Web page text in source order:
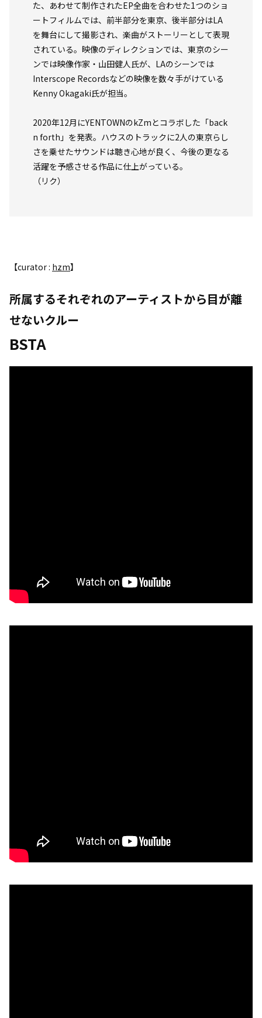
た、あわせて制作されたEP全曲を合わせた1つのショ
ートフィルムでは、前半部分を東京、後半部分はLA
を舞台にして撮影され、楽曲がストーリーとして表現
されている。映像のディレクションでは、東京のシー
ンでは映像作家・山田健人氏が、LAのシーンでは
Interscope Recordsなどの映像を数々手がけている
Kenny Okagaki氏が担当。
2020年12月にYENTOWNのkZmとコラボした「back
n forth」を発表。ハウスのトラックに2人の東京らし
さを乗せたサウンドは聴き心地が良く、今後の更なる
活躍を予感させる作品に仕上がっている。
（リク）
【curator : hzm】
所属するそれぞれのアーティストから目が離
せないクルー
BSTA